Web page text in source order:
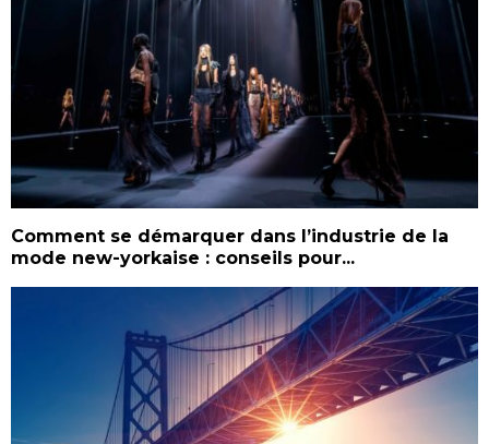
Comment se démarquer dans l’industrie de la
mode new-yorkaise : conseils pour...